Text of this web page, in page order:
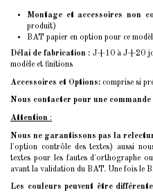
Montage et accessoires non
produit)
BAT papier en option pour ce
Délai de fabrication : J+10 à J+20
modèle et finitions
Accessoires et Options: comprise si
Nous contacter pour une
Attention :
Nous ne garantissons pas la
l'option contrôle des textes) aussi
textes pour les fautes d'orthographe
avant la validation du BAT. Une fois le
Les couleurs peuvent être